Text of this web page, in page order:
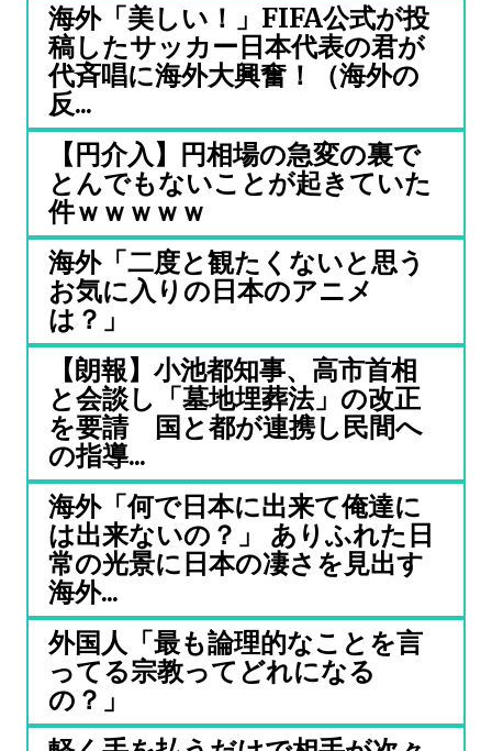
海外「美しい！」FIFA公式が投
稿したサッカー日本代表の君が
代斉唱に海外大興奮！（海外の
反...
【円介入】円相場の急変の裏で
とんでもないことが起きていた
件ｗｗｗｗｗ
海外「二度と観たくないと思う
お気に入りの日本のアニメ
は？」
【朗報】小池都知事、高市首相
と会談し「墓地埋葬法」の改正
を要請 国と都が連携し民間へ
の指導...
海外「何で日本に出来て俺達に
は出来ないの？」 ありふれた日
常の光景に日本の凄さを見出す
海外...
外国人「最も論理的なことを言
ってる宗教ってどれになる
の？」